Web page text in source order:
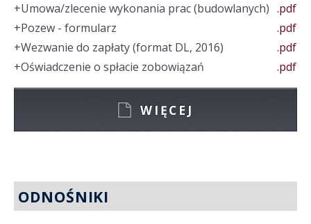
+Umowa/zlecenie wykonania prac (budowlanych) .pdf
+Pozew - formularz
.pdf
+Wezwanie do zapłaty (format DL, 2016)
.pdf
+Oświadczenie o spłacie zobowiązań .pdf
WIĘCEJ
ODNOŚNIKI